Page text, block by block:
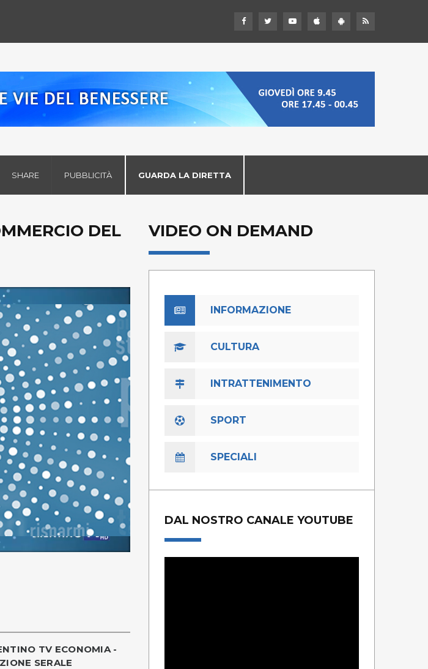
SHARE PUBBLICITÀ GUARDA LA DIRETTA
DEL
TV ECONOMIA -
SERALE
VIDEO ON DEMAND
INFORMAZIONE
CULTURA
INTRATTENIMENTO
SPORT
SPECIALI
DAL NOSTRO CANALE YOUTUBE